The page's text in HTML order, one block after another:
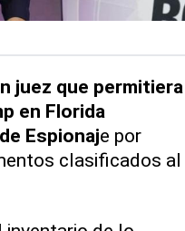
juez que permitiera
en Florida
Espionaje por
clasificados al